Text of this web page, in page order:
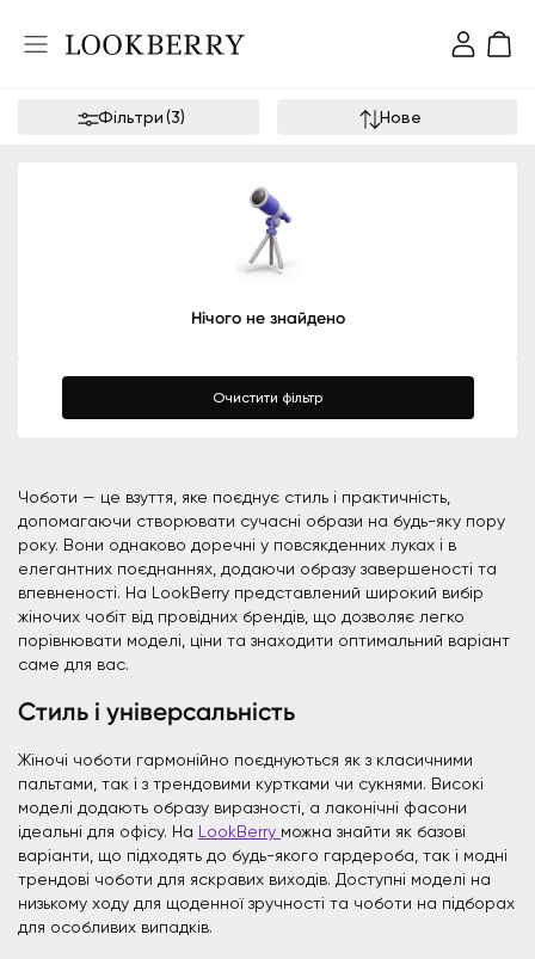
Фільтри (3) Нове
Нічого не знайдено
Очистити фільтр
Чоботи — це взуття, яке поєднує стиль і практичність,
допомагаючи створювати сучасні образи на будь-яку пору
року. Вони однаково доречні у повсякденних луках і в
елегантних поєднаннях, додаючи образу завершеності та
впевненості. На LookBerry представлений широкий вибір
жіночих чобіт від провідних брендів, що дозволяє легко
порівнювати моделі, ціни та знаходити оптимальний варіант
саме для вас.
Стиль і універсальність
Жіночі чоботи гармонійно поєднуються як з класичними
пальтами, так і з трендовими куртками чи сукнями. Високі
моделі додають образу виразності, а лаконічні фасони
ідеальні для офісу. На LookBerry можна знайти як базові
варіанти, що підходять до будь-якого гардероба, так і модні
трендові чоботи для яскравих виходів. Доступні моделі на
низькому ходу для щоденної зручності та чоботи на підборах
для особливих випадків.